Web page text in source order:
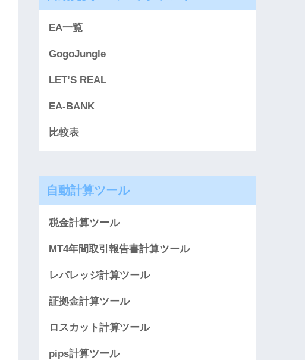
EA一覧
GogoJungle
LET’S REAL
EA-BANK
比較表
自動計算ツール
税金計算ツール
MT4年間取引報告書計算ツール
レバレッジ計算ツール
証拠金計算ツール
ロスカット計算ツール
pips計算ツール